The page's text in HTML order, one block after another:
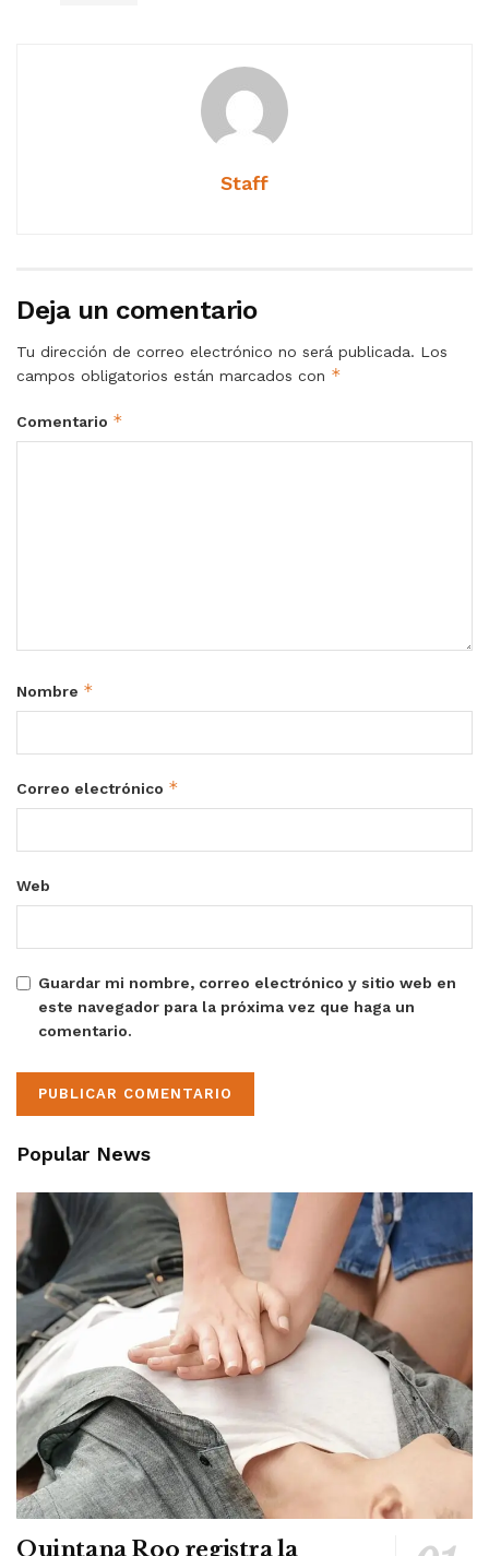
Staff
Deja un comentario
Tu dirección de correo electrónico no será publicada. Los
campos obligatorios están marcados con *
Comentario *
Nombre *
Correo electrónico *
Web
Guardar mi nombre, correo electrónico y sitio web en
este navegador para la próxima vez que haga un
comentario.
Popular News
Quintana Roo registra la